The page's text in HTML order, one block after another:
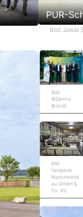
PUR-
Bild: Jowat
Bild:
©Dennis
Brandt
Bild:
Venjakob
Maschinenb
au GmbH &
Co. KG